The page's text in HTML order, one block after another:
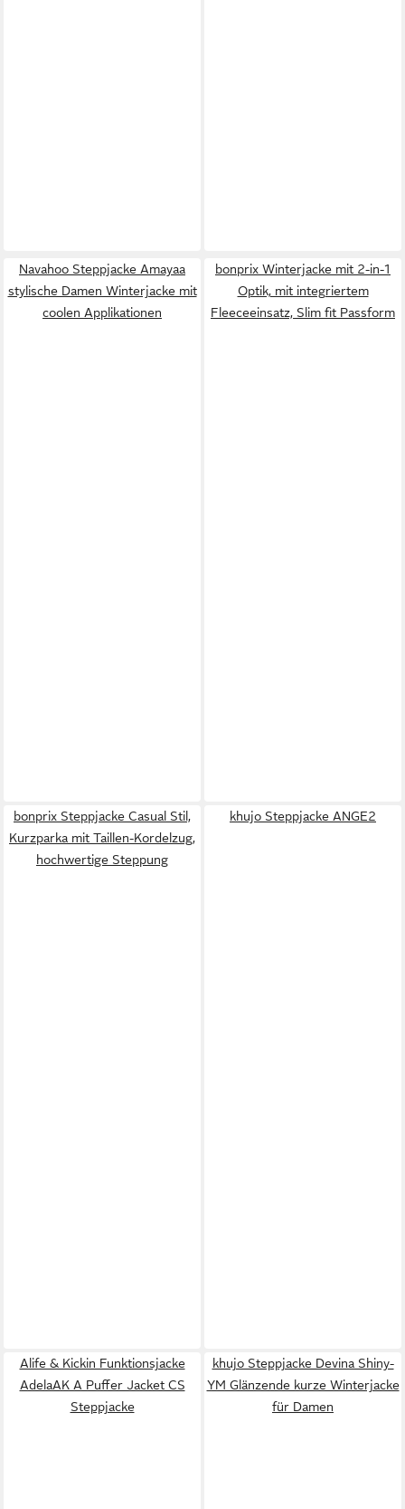
Navahoo Steppjacke Amayaa
stylische Damen Winterjacke mit
coolen Applikationen
bonprix Winterjacke mit 2-in-1
Optik, mit integriertem
Fleeceeinsatz, Slim fit Passform
bonprix Steppjacke Casual Stil,
Kurzparka mit Taillen-Kordelzug,
hochwertige Steppung
khujo Steppjacke ANGE2
Alife & Kickin Funktionsjacke
AdelaAK A Puffer Jacket CS
Steppjacke
khujo Steppjacke Devina Shiny-
YM Glänzende kurze Winterjacke
für Damen